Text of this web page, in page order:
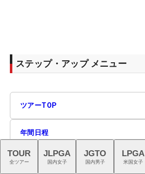
ステップ・アップ メニュー
ツアーTOP
年間日程
ニュース一覧
TOUR
全ツアー
JLPGA
国内女子
JGTO
国内男子
LPGA
米国女子